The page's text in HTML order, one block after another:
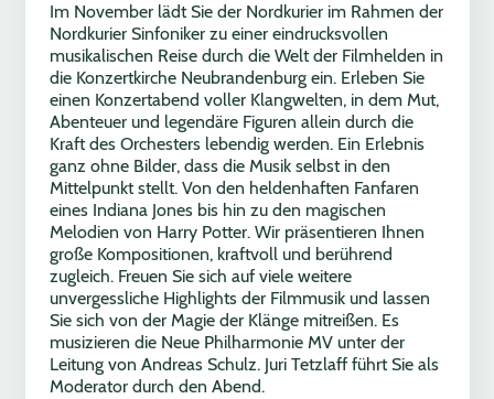
Im November lädt Sie der Nordkurier im Rahmen der
Nordkurier Sinfoniker zu einer eindrucksvollen
musikalischen Reise durch die Welt der Filmhelden in
die Konzertkirche Neubrandenburg ein. Erleben Sie
einen Konzertabend voller Klangwelten, in dem Mut,
Abenteuer und legendäre Figuren allein durch die
Kraft des Orchesters lebendig werden. Ein Erlebnis
ganz ohne Bilder, dass die Musik selbst in den
Mittelpunkt stellt. Von den heldenhaften Fanfaren
eines Indiana Jones bis hin zu den magischen
Melodien von Harry Potter. Wir präsentieren Ihnen
große Kompositionen, kraftvoll und berührend
zugleich. Freuen Sie sich auf viele weitere
unvergessliche Highlights der Filmmusik und lassen
Sie sich von der Magie der Klänge mitreißen. Es
musizieren die Neue Philharmonie MV unter der
Leitung von Andreas Schulz. Juri Tetzlaff führt Sie als
Moderator durch den Abend.